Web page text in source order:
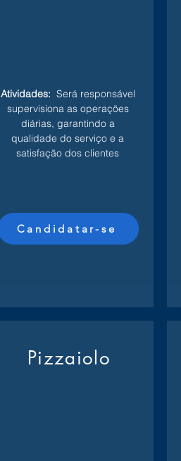
Atividades: Será responsável
supervisiona as operações
diárias, garantindo a
qualidade do serviço e a
satisfação dos clientes
Candidatar-se
Pizzaiolo